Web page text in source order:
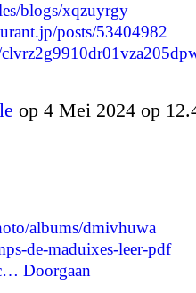
blogs/xqzuyrgy
posts/53404982
op 4 Mei 2024 op
albums/dmivhuwa
de-maduixes-leer-pdf
Doorgaan